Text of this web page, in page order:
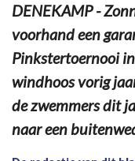
DENEKAMP -
voorhand een
Pinkstertoernooi
windhoos vorig
de zwemmers dit
naar een